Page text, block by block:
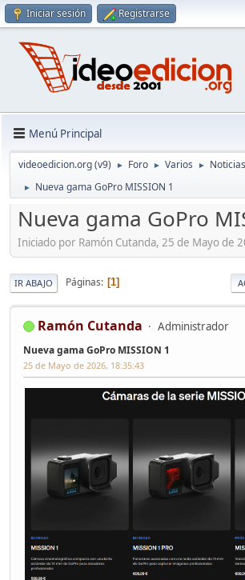
Iniciar sesión Registrarse
Menú Principal
videoedicion.org (v9) ► Foro ► Varios ► Noticias
► Nueva gama GoPro MISSION 1
Nueva gama GoPro
Iniciado por Ramón Cutanda, 25 de Mayo de
IR ABAJO Páginas 1
Ramón Cutanda Administrador
Nueva gama GoPro MISSION 1
25 de Mayo de 2026, 18:35:43